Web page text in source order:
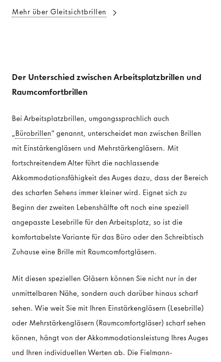
Mehr über Gleitsichtbrillen
Der Unterschied zwischen Arbeitsplatzbrillen und
Raumcomfortbrillen
Bei Arbeitsplatzbrillen, umgangssprachlich auch
„Bürobrillen“ genannt, unterscheidet man zwischen Brillen
mit Einstärkengläsern und Mehrstärkengläsern. Mit
fortschreitendem Alter führt die nachlassende
Akkommodationsfähigkeit des Auges dazu, dass der Bereich
des scharfen Sehens immer kleiner wird. Eignet sich zu
Beginn der zweiten Lebenshälfte oft noch eine speziell
angepasste Lesebrille für den Arbeitsplatz, so ist die
komfortabelste Variante für das Büro oder den Schreibtisch
Zuhause eine Brille mit Raumcomfortgläsern.
Mit diesen speziellen Gläsern können Sie nicht nur in der
unmittelbaren Nähe, sondern auch darüber hinaus scharf
sehen. Wie weit Sie mit Ihren Einstärkengläsern (Lesebrille)
oder Mehrstärkengläsern (Raumcomfortgläser) scharf sehen
können, hängt von der Akkommodationsleistung Ihres Auges
und Ihren individuellen Werten ab. Die Fielmann-